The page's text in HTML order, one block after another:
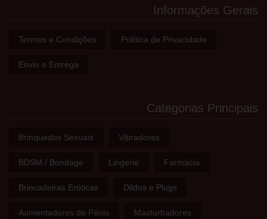
Informações Gerais
Termos e Condições Política de Privacidade
Envio e Entrega
Categorias Principais
Brinquedos Sexuais Vibradores
BDSM / Bondage Lingerie Farmácia
Brincadeiras Eróticas Dildos e Plugs
Aumentadores de Pénis Masturbadores